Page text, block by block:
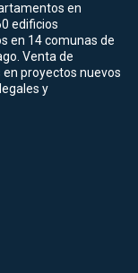
en
edificios
en 14 comunas de
Venta de
proyectos nuevos
y